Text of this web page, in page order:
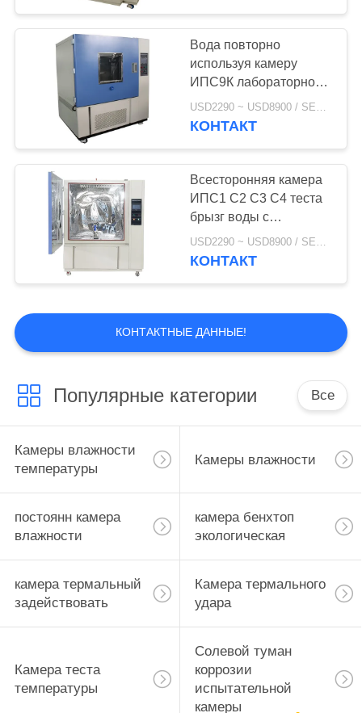
Вода повторно
используя камеру
ИПС9К лабораторного
исследования брызг
дождя делает машину
USD2290 ~ USD8900 / SET MOQ:1 комплект
КОНТАКТ
Всесторонняя камера
ИПС1 С2 С3 С4 теста
брызг воды с
поверочным
сертификатом
USD2290 ~ USD8900 / SET MOQ:1 комплект
КОНТАКТ
КОНТАКТНЫЕ ДАННЫЕ!
Популярные категории Все
Камеры влажности
температуры
Камеры влажности
постоянн камера
влажности
камера бенхтоп
экологическая
камера термальный
задействовать
Камера термального
удара
Камера теста
температуры
Солевой туман
коррозии
испытательной
камеры